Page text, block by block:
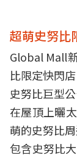
超萌史努比
Global Mall
比限定快閃
史努比巨型
在屋頂上曬
萌的史努比
包含史努比